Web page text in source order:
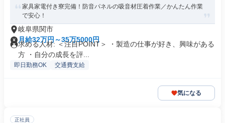
家具家電付き寮完備！防音パネルの吸音材圧着作業／かんたん作業
で安心！
岐阜県関市
月給32万円～35万5000円
求める人材: ＜注目POINT＞ ・製造の仕事が好き、興味がある
方 ・自分の成長を評...
即日勤務OK 交通費支給
気になる
正社員